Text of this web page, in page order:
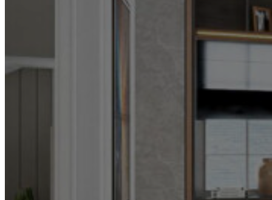
Thiết Kế Nội Thất Nhà Anh
Nguyên Khu Đô Thị Heritage
TP Vinh
Dự Án
Thiết Kế Nội Thất Nhà Anh Nguyên